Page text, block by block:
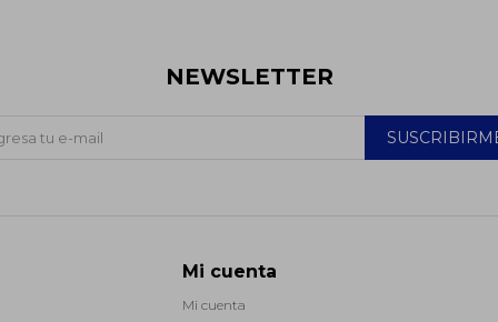
Mi cuenta
Mi cuenta
NEWSLETTER